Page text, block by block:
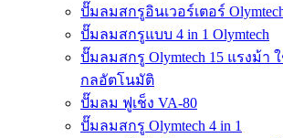
ปั๊มลมสกรูอินเวอร์เตอร์
ปั๊มลมสกรูแบบ 4 in 1 Olymtech
ปั๊มลมสกรู Olymtech 15 แรงม้า
กลอัตโนมัติ
ปั๊มลม ฟูเช็ง VA-80
ปั๊มลมสกรู Olymtech 4 in 1